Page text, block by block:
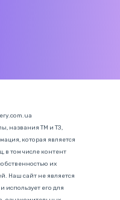
названия ТМ и ТЗ,
которая является
в том числе контент
их
Наш сайт не является
использует его для